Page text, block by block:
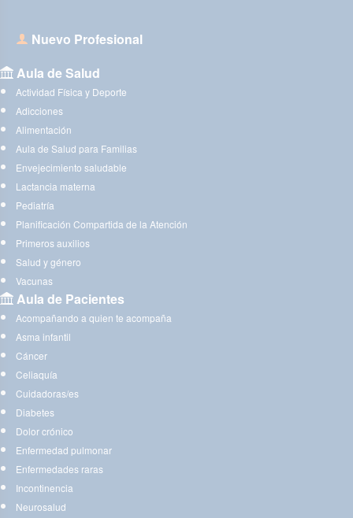
Nuevo Profesional
Aula de Salud
Actividad Física y Deporte
Adicciones
Alimentación
Aula de Salud para Familias
Envejecimiento saludable
Lactancia materna
Pediatría
Planificación Compartida de la Atención
Primeros auxilios
Salud y género
Vacunas
Aula de Pacientes
Acompañando a quien te acompaña
Asma infantil
Cáncer
Celiaquía
Cuidadoras/es
Diabetes
Dolor crónico
Enfermedad pulmonar
Enfermedades raras
Incontinencia
Neurosalud